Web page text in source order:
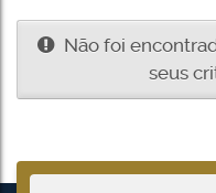
Não foi
seus